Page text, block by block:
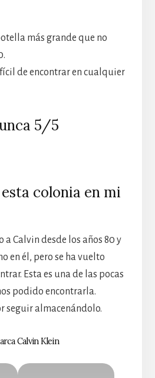
más grande que no
de encontrar en cualquier
5/5
colonia en mi
a Calvin desde los años 80 y
en él, pero se ha vuelto
Esta es una de las pocas
podido encontrarla.
seguir almacenándolo.
Calvin Klein